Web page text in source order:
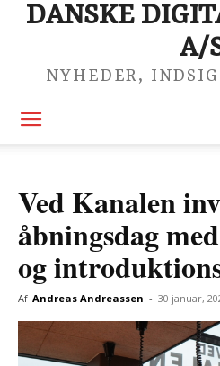
DANSKE
A/
NYHEDER,
Ved Kanalen
åbningsdag
og
Af Andreas Andreassen - 30 januar,